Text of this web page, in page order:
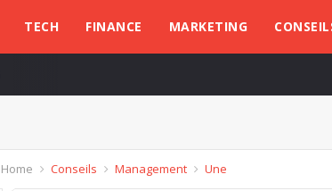
TECH FINANCE MARKETING
Home Conseils Management Une